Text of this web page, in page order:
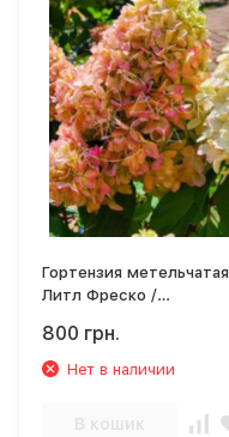
Гортензия метельчатая
Литл Фреско /
'Little Fresco'
800 грн.
Нет в наличии
В кошик